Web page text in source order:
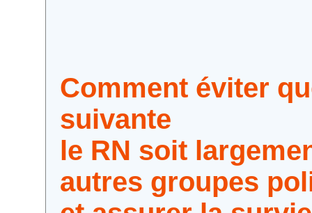
Comment éviter
suivante
le RN soit
autres groupes